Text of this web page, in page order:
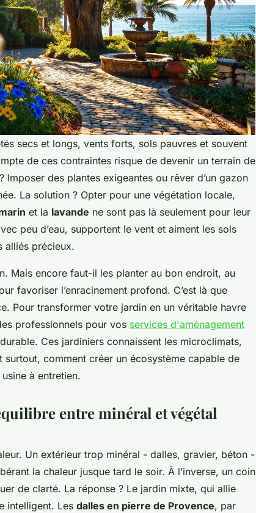
secs et longs, vents forts, sols pauvres et souvent
de ces contraintes risque de devenir un terrain de
Imposer des plantes exigeantes ou rêver d’un gazon
La solution ? Opter pour une végétation locale,
et la lavande ne sont pas là seulement pour leur
peu d’eau, supportent le vent et aiment les sols
alliés précieux.
Mais encore faut-il les planter au bon endroit, au
favoriser l’enracinement profond. C’est là que
Pour transformer votre jardin en un véritable havre
professionnels pour vos services d'aménagement
Ces jardiniers connaissent les microclimats,
comment créer un écosystème capable de
à entretien.
entre minéral et végétal
Un extérieur trop minéral - dalles, gravier, béton -
la chaleur jusque tard le soir. À l’inverse, un coin
de clarté. La réponse ? Le jardin mixte, qui allie
intelligent. Les dalles en pierre de Provence, par